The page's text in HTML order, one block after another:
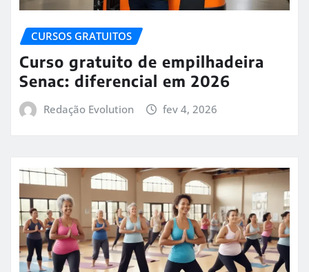
CURSOS GRATUITOS
Curso gratuito de empilhadeira
Senac: diferencial em 2026
Redação Evolution fev 4, 2026